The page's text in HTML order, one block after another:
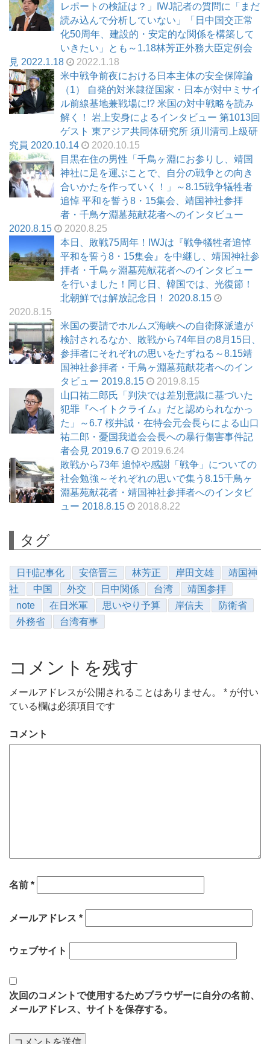
レポートの検証は？」IWJ記者の質問に「まだ
読み込んで分析していない」「日中国交正常
化50周年、建設的・安定的な関係を構築して
いきたい」とも～1.18林芳正外務大臣定例会
見 2022.1.18
2022.1.18
米中戦争前夜における日本主体の安全保障論
（1） 自発的対米隷従国家・日本が対中ミサイ
ル前線基地兼戦場に!? 米国の対中戦略を読み
解く！ 岩上安身によるインタビュー 第1013回
ゲスト 東アジア共同体研究所 須川清司上級研
究員 2020.10.14
2020.10.15
目黒在住の男性「千鳥ヶ淵にお参りし、靖国
神社に足を運ぶことで、自分の戦争との向き
合いかたを作っていく！」～8.15戦争犠牲者
追悼 平和を誓う8・15集会、靖国神社参拝
者・千鳥ケ淵墓苑献花者へのインタビュー
2020.8.15
2020.8.25
本日、敗戦75周年！IWJは『戦争犠牲者追悼
平和を誓う8・15集会』を中継し、靖国神社参
拝者・千鳥ヶ淵墓苑献花者へのインタビュー
を行いました！同じ日、韓国では、光復節！
北朝鮮では解放記念日！ 2020.8.15
2020.8.15
米国の要請でホルムズ海峡への自衛隊派遣が
検討されるなか、敗戦から74年目の8月15日、
参拝者にそれぞれの思いをたずねる～8.15靖
国神社参拝者・千鳥ヶ淵墓苑献花者へのイン
タビュー 2019.8.15
2019.8.15
山口祐二郎氏「判決では差別意識に基づいた
犯罪『ヘイトクライム』だと認められなかっ
た」～6.7 桜井誠・在特会元会長らによる山口
祐二郎・憂国我道会会長への暴行傷害事件記
者会見 2019.6.7
2019.6.24
敗戦から73年 追悼や感謝「戦争」についての
社会勉強～それぞれの思いで集う8.15千鳥ヶ
淵墓苑献花者・靖国神社参拝者へのインタビ
ュー 2018.8.15
2018.8.22
タグ
日刊記事化 安倍晋三 林芳正 岸田文雄
靖国神
社
中国 外交 日中関係 台湾
靖国参拝
note
在日米軍 思いやり予算 岸信夫
防衛省
外務省
台湾有事
コメントを残す
メールアドレスが公開されることはありません。 * が付い
ている欄は必須項目です
コメント
名前 *
メールアドレス *
ウェブサイト
次回のコメントで使用するためブラウザーに自分の名前、
メールアドレス、サイトを保存する。